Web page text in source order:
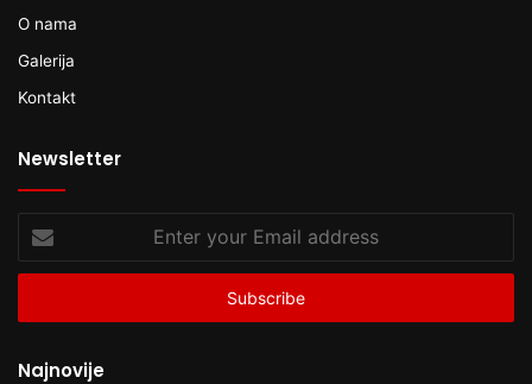
O nama
Galerija
Kontakt
Newsletter
your
Email
Najnovije